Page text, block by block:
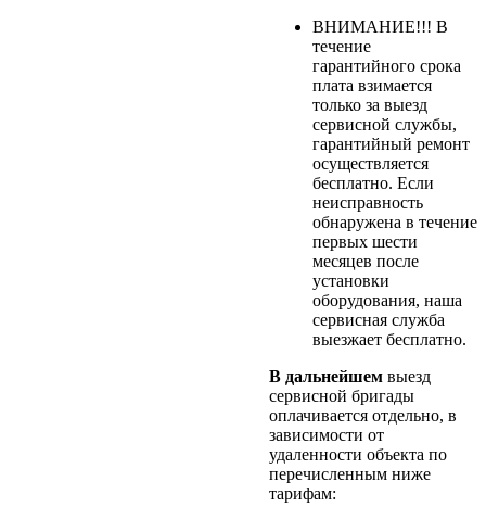
ВНИМАНИЕ!!! В
течение
гарантийного срока
плата взимается
только за выезд
сервисной службы,
гарантийный ремонт
осуществляется
бесплатно. Если
неисправность
обнаружена в течение
первых шести
месяцев после
установки
оборудования, наша
сервисная служба
выезжает бесплатно.
В дальнейшем выезд
сервисной бригады
оплачивается отдельно, в
зависимости от
удаленности объекта по
перечисленным ниже
тарифам: